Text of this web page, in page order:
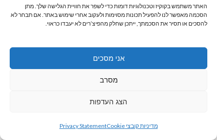
האתר משתמש בקוקיז וטכנולוגיות דומות כדי לשפר את חוויית הגלישה שלך. מתן
הסכמה מאפשר לנו להפעיל תכונות מסוימות ולעקוב אחרי שימוש באתר. אם תבחר לא
להסכים או תסיר את הסכמתך, ייתכן שחלק מהפיצ’רים לא יעבדו כראוי.
אני מסכים
מסרב
הצג העדפות
מדיניות קובצי Cookie Privacy Statement
לראש